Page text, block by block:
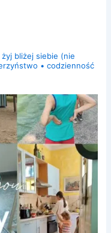
żyj bliżej siebie (nie
• codzienność